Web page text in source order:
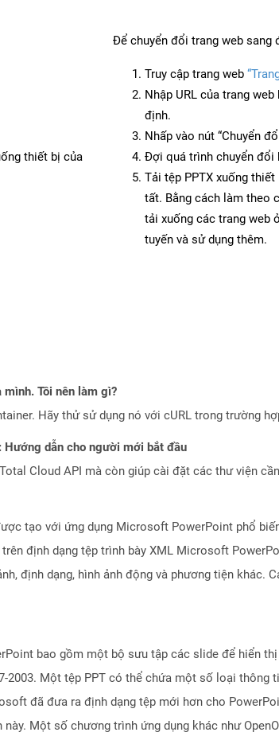
thiết bị của
Để chuyển đổi trang web sang
Truy cập trang web
Nhập URL của trang
định.
Nhấp vào nút “Chuyển
Đợi quá trình chuyển đổi
Tải tệp PPTX xuống
tất. Bằng cách làm theo
tải xuống các trang web
tuyến và sử dụng thêm.
Tôi nên làm gì?
Hãy thử sử dụng nó với cURL trong trường
Hướng dẫn cho người mới bắt đầu
Cloud API mà còn giúp cài đặt các thư viện
tạo với ứng dụng Microsoft PowerPoint phổ
trên định dạng tệp trình bày XML Microsoft
định dạng, hình ảnh động và phương tiện khác.
bao gồm một bộ sưu tập các slide để hiển
Một tệp PPT có thể chứa một số loại thông
đã đưa ra định dạng tệp mới hơn cho
Một số chương trình ứng dụng khác như